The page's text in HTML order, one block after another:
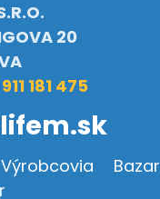
20
181 475
Výrobcovia
Bazar